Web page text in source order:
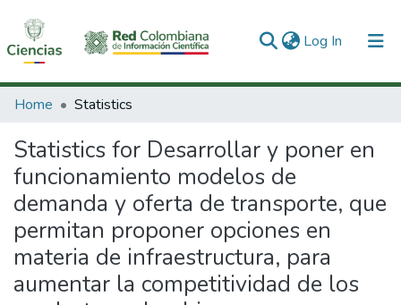
Log In (current)
Communities & Collections
All of DSpace
Home Statistics
Statistics for Desarrollar y poner en
funcionamiento modelos de
demanda y oferta de transporte, que
permitan proponer opciones en
materia de infraestructura, para
aumentar la competitividad de los